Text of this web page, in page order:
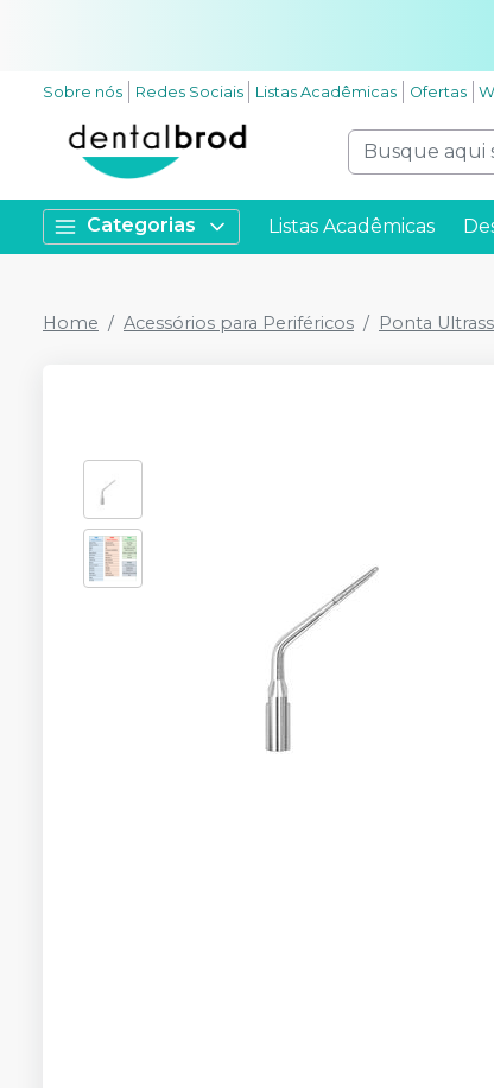
Sobre nós Redes Sociais Listas Acadêmicas Ofertas
Categorias Listas Acadêmicas
Home Acessórios para Periféricos Ponta